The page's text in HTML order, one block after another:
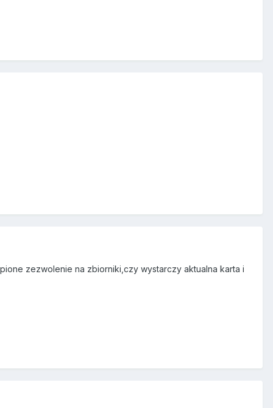
zezwolenie na zbiorniki,czy wystarczy aktualna karta i